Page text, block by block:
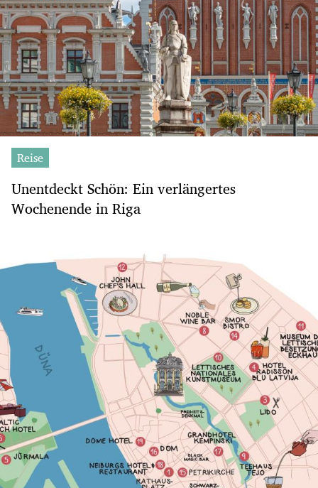
Reise
Unentdeckt Schön: Ein verlängertes
Wochenende in Riga